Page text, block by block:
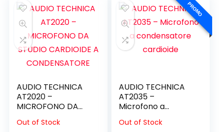
AUDIO TECHNICA
AT2020 –
MICROFONO DA
A CONDENSATORE
Out of Stock
PROMO
AUDIO TECHNICA
AT2035 –
Microfono a
cardioide
Out of Stock